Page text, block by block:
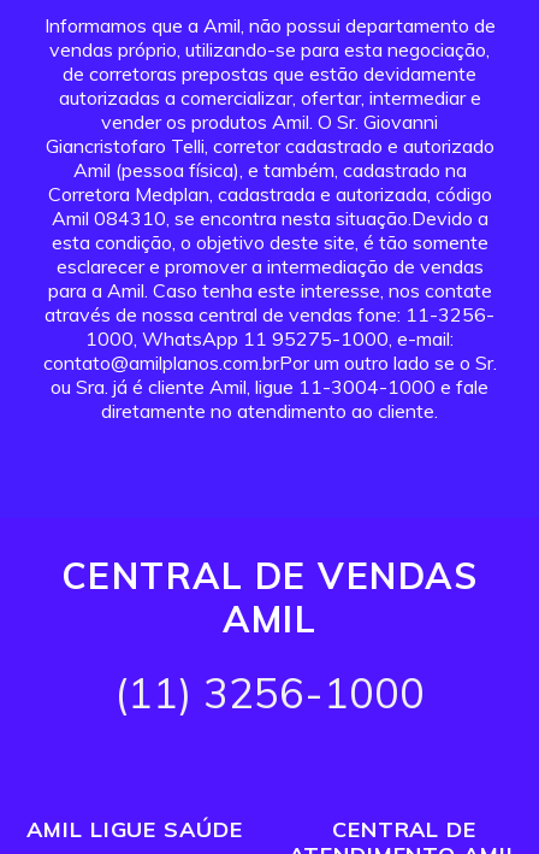
Informamos que a Amil, não possui departamento de
vendas próprio, utilizando-se para esta negociação,
de corretoras prepostas que estão devidamente
autorizadas a comercializar, ofertar, intermediar e
vender os produtos Amil. O Sr. Giovanni
Giancristofaro Telli, corretor cadastrado e autorizado
Amil (pessoa física), e também, cadastrado na
Corretora Medplan, cadastrada e autorizada, código
Amil 084310, se encontra nesta situação.Devido a
esta condição, o objetivo deste site, é tão somente
esclarecer e promover a intermediação de vendas
para a Amil. Caso tenha este interesse, nos contate
através de nossa central de vendas fone: 11-3256-
1000, WhatsApp 11 95275-1000, e-mail:
contato@amilplanos.com.brPor um outro lado se o Sr.
ou Sra. já é cliente Amil, ligue 11-3004-1000 e fale
diretamente no atendimento ao cliente.
CENTRAL DE VENDAS
AMIL
(11) 3256-1000
AMIL LIGUE SAÚDE
CENTRAL DE